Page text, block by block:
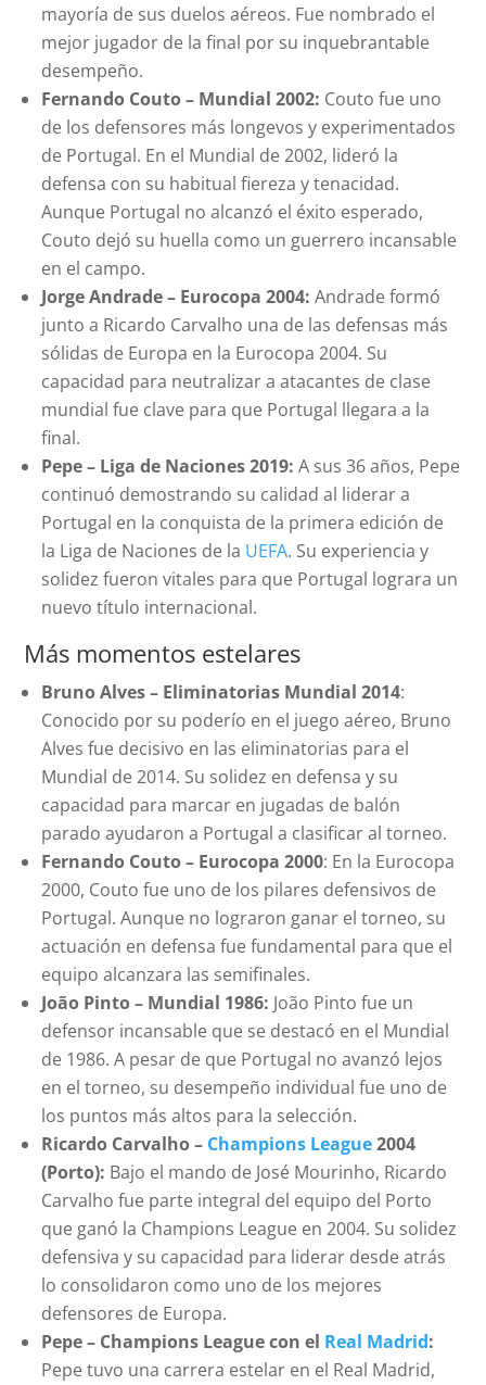
mayoría de sus duelos aéreos. Fue nombrado el
mejor jugador de la final por su inquebrantable
desempeño.
Fernando Couto – Mundial 2002: Couto fue uno
de los defensores más longevos y experimentados
de Portugal. En el Mundial de 2002, lideró la
defensa con su habitual fiereza y tenacidad.
Aunque Portugal no alcanzó el éxito esperado,
Couto dejó su huella como un guerrero incansable
en el campo.
Jorge Andrade – Eurocopa 2004: Andrade formó
junto a Ricardo Carvalho una de las defensas más
sólidas de Europa en la Eurocopa 2004. Su
capacidad para neutralizar a atacantes de clase
mundial fue clave para que Portugal llegara a la
final.
Pepe – Liga de Naciones 2019:A sus 36 años, Pepe
continuó demostrando su calidad al liderar a
Portugal en la conquista de la primera edición de
la Liga de Naciones de la UEFA. Su experiencia y
solidez fueron vitales para que Portugal lograra un
nuevo título internacional.
Más momentos estelares
Bruno Alves – Eliminatorias Mundial 2014:
Conocido por su poderío en el juego aéreo, Bruno
Alves fue decisivo en las eliminatorias para el
Mundial de 2014. Su solidez en defensa y su
capacidad para marcar en jugadas de balón
parado ayudaron a Portugal a clasificar al torneo.
Fernando Couto – Eurocopa 2000: En la Eurocopa
2000, Couto fue uno de los pilares defensivos de
Portugal. Aunque no lograron ganar el torneo, su
actuación en defensa fue fundamental para que el
equipo alcanzara las semifinales.
João Pinto – Mundial 1986: João Pinto fue un
defensor incansable que se destacó en el Mundial
de 1986. A pesar de que Portugal no avanzó lejos
en el torneo, su desempeño individual fue uno de
los puntos más altos para la selección.
Ricardo Carvalho – Champions League2004
(Porto): Bajo el mando de José Mourinho, Ricardo
Carvalho fue parte integral del equipo del Porto
que ganó la Champions League en 2004. Su solidez
defensiva y su capacidad para liderar desde atrás
lo consolidaron como uno de los mejores
defensores de Europa.
Pepe – Champions League con el Real Madrid:
Pepe tuvo una carrera estelar en el Real Madrid,